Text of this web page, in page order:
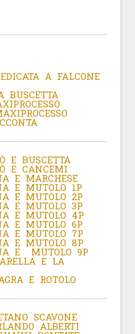
A FALCONE
BUSCETTA
E BUSCETTA
E CANCEMI
E MARCHESE
E MUTOLO 1P
E MUTOLO 2P
E MUTOLO 3P
E MUTOLO 4P
E MUTOLO 6P
E MUTOLO 7P
E MUTOLO 8P
E MUTOLO 9P
E LA
E ROTOLO
SCAVONE
ALBERTI